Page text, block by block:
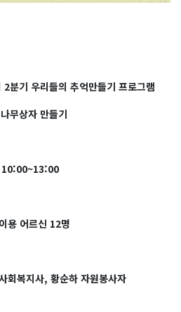
분기 우리들의 추억만들기 프로그램
상자 만들기
용 어르신 12명
회복지사, 황순하 자원봉사자